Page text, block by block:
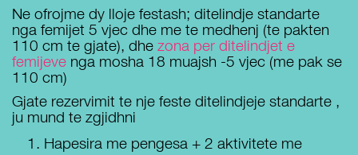
Ne ofrojme dy lloje festash; ditelindje standarte
nga femijet 5 vjec dhe me te medhenj (te pakten
110 cm te gjate), dhe zona per ditelindjet e
femijeve nga mosha 18 muajsh -5 vjec (me pak se
110 cm)
Gjate rezervimit te nje feste ditelindjeje standarte ,
ju mund te zgjidhni
Hapesira me pengesa + 2 aktivitete me